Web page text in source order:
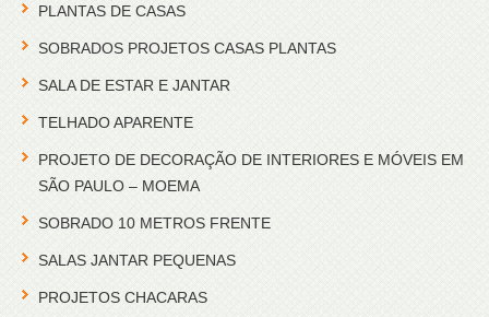
PLANTAS DE CASAS
SOBRADOS PROJETOS CASAS PLANTAS
SALA DE ESTAR E JANTAR
TELHADO APARENTE
PROJETO DE DECORAÇÃO DE INTERIORES E MÓVEIS EM
SÃO PAULO – MOEMA
SOBRADO 10 METROS FRENTE
SALAS JANTAR PEQUENAS
PROJETOS CHACARAS